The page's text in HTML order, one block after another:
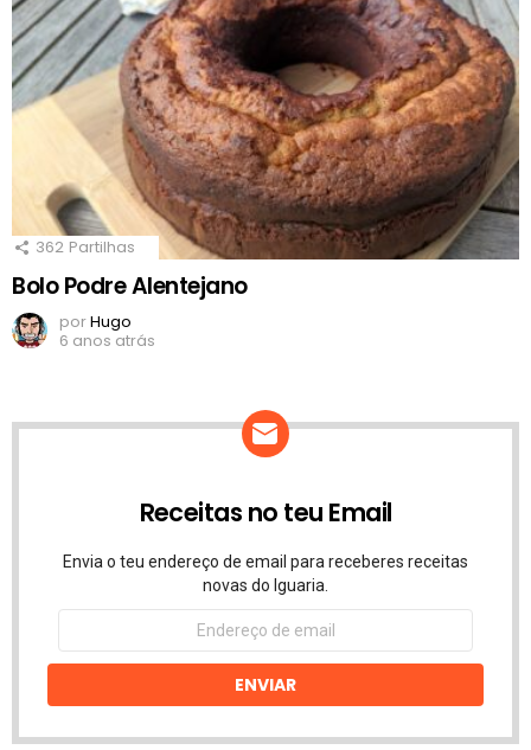
362 Partilhas
Bolo Podre Alentejano
porHugo
6 anos atrás
Receitas no teu Email
Envia o teu endereço de email para receberes receitas
novas do Iguaria.
Endereço
email
ENVIAR